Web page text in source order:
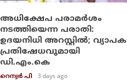
അധിക്ഷേപ പരാമര്‍ശം
നടത്തിയെന്ന പരാതി:
ഉദയനിധി അറസ്റ്റില്‍; വ്യാപക
പ്രതിഷേധവുമായി
ഡി.എം.കെ
റെന്വര്‍ പി 3 days ago